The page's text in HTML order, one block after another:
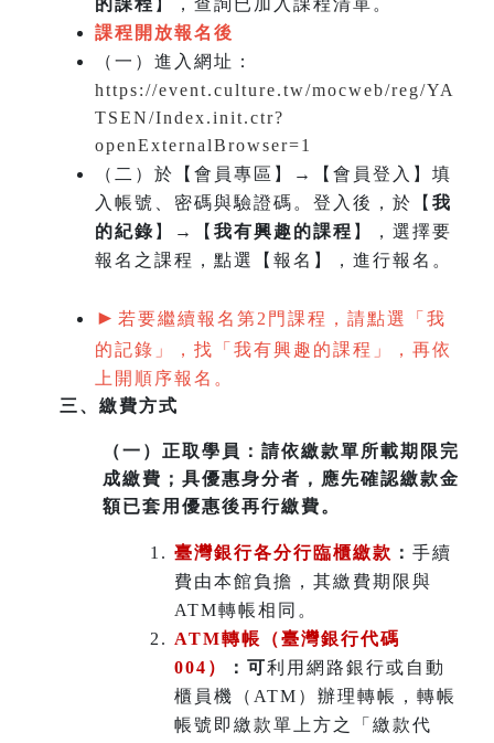
的課程 】，查詢已加入課程清單。
課程開放報名後
（一） 進入網址：
https://event.culture.tw/mocweb/reg/YA
TSEN/Index.init.ctr?
openExternalBrowser=1
（二）於【會員專區】→【會員登入】填
入帳號、密碼與驗證碼。登入後，於【 我
的紀錄 】→【 我有興趣的課程 】，選擇要
報名之課程，點選【報名】，進行報名。
► 若要繼續報名第2門課程，請點選「我
的記錄」，找「我有興趣的課程」，再依
上開順序報名。
三、繳費方式
（一） 正取學員：請依繳款單所載期限完
成繳費；具優惠身分者，應先確認繳款金
額已套用優惠後再行繳費。
臺灣銀行各分行臨櫃繳款 ： 手續
費由本館負擔，其繳費期限與
ATM轉帳相同。
ATM轉帳（臺灣銀行代碼
004）
：可利用網路銀行或自動
櫃員機（ATM）辦理轉帳，轉帳
帳號即繳款單上方之「繳款代